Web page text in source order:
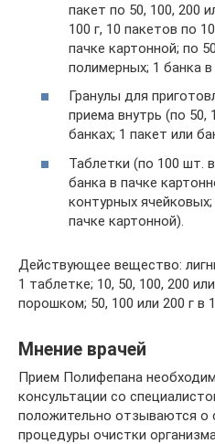
пакет по 50, 100, 200
100 г, 10 пакетов по
пачке картонной; по
полимерных; 1 банка
Гранулы для
приема внутрь (по 50,
банках; 1 пакет или
Таблетки (по 100 шт.
банка в пачке
контурных
пачке картонной).
Действующее вещество:
1 таблетке; 10, 50, 100, 200
порошком; 50, 100 или 200 г в
Мнение врачей
Прием Полифепана
консультации со
положительно отзываются о
процедуры очистки